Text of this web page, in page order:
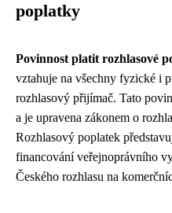
poplatky
Povinnost platit rozhlasové
vztahuje na všechny fyzické i
rozhlasový přijímač. Tato
a je upravena zákonem o
Rozhlasový poplatek
financování veřejnoprávního
Českého rozhlasu na